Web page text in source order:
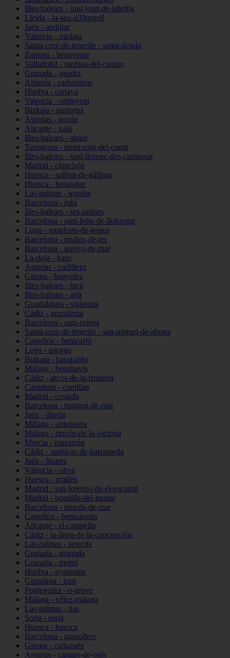
Illes-balears - sant-joan-de-labritja
Lleida - la-seu-d39urgell
Jaén - andújar
Valencia - mislata
Santa-cruz-de-tenerife - santa-úrsula
Zamora - benavente
Valladolid - medina-del-campo
Granada - guadix
Almería - carboneras
Huelva - cartaya
Valencia - ontinyent
Bizkaia - santurtzi
Asturias - gozón
Alicante - xaló
Illes-balears - alaior
Tarragona - mont-roig-del-camp
Illes-balears - sant-llorenç-des-cardassar
Madrid - chinchón
Huesca - sallent-de-gállego
Huesca - benasque
Las-palmas - teguise
Barcelona - rubí
Illes-balears - ses-salines
Barcelona - sant-feliu-de-llobregat
Lugo - monforte-de-lemos
Barcelona - molins-de-rei
Barcelona - arenys-de-mar
La-rioja - haro
Asturias - cudillero
Girona - banyoles
Illes-balears - inca
Illes-balears - artà
Guadalajara - sigüenza
Cádiz - grazalema
Barcelona - sant-celoni
Santa-cruz-de-tenerife - san-miguel-de-abona
Castellón - benicarló
León - astorga
Bizkaia - barakaldo
Málaga - benahavís
Cádiz - arcos-de-la-frontera
Cantabria - comillas
Madrid - coslada
Barcelona - malgrat-de-mar
Jaén - úbeda
Málaga - antequera
Málaga - rincón-de-la-victoria
Murcia - mazarrón
Cádiz - sanlúcar-de-barrameda
Jaén - linares
Valencia - oliva
Huesca - grañén
Madrid - san-lorenzo-de-el-escorial
Madrid - boadilla-del-monte
Barcelona - pineda-de-mar
Castellón - benicàssim
Alicante - el-campello
Cádiz - la-línea-de-la-concepción
Las-palmas - arrecife
Granada - granada
Granada - motril
Huelva - ayamonte
Gipuzkoa - irun
Pontevedra - o-grove
Málaga - vélez-málaga
Las-palmas - tías
Soria - soria
Huesca - huesca
Barcelona - granollers
Girona - cadaqués
Asturias - cangas-de-onís